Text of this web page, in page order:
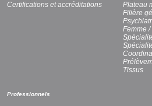
Certifications et accréditations
Plateau
Filière
Femme /
Tissus
Professionnels